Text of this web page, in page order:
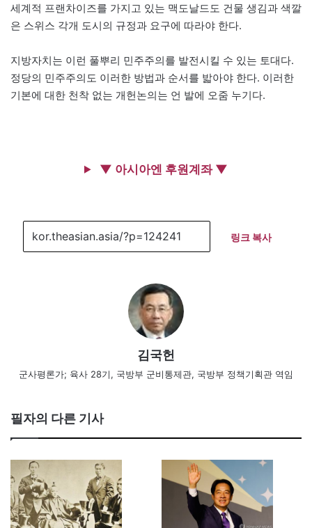
세계적 프랜차이즈를 가지고 있는 맥도날드도 건물 생김과 색깔
은 스위스 각개 도시의 규정과 요구에 따라야 한다.
지방자치는 이런 풀뿌리 민주주의를 발전시킬 수 있는 토대다.
정당의 민주주의도 이러한 방법과 순서를 밟아야 한다. 이러한
기본에 대한 천착 없는 개헌논의는 언 발에 오줌 누기다.
▼ 아시아엔 후원계좌 ▼
링크 복사
김국헌
군사평론가; 육사 28기, 국방부 군비통제관, 국방부 정책기획관 역임
필자의 다른 기사